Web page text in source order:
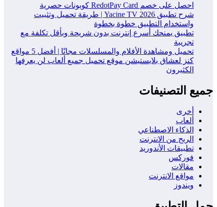
احصل على خصم RedotPay Card كوبونات حصرية
شرح تطبيق Yacine TV 2026 | طريقة تحميل وتثبيت
واستخدام التطبيق خطوة بخطوة
تطبيق يمنحك أسرع إنترنت بدون شريحة وبأقل تكلفة مع
تجريبة
تحميل ومشاهدة الأفلام والمسلسلات مجانًا | أفضل 5 مواقع
كنز لعشاق بلايستيشن موقع تحميل جميع ألعاب لن يعرفها
الكثيرون
جميع التصنيفات
أخرى
ألعاب
الذكاء الاصطناعي
الربح من الانترنت
تطبيقات الأندوريد
فوركس
مقالات
مواقع الانترنت
ويندوز